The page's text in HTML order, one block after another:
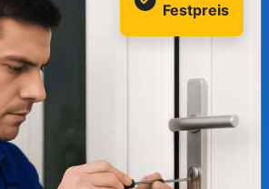
Festpreis